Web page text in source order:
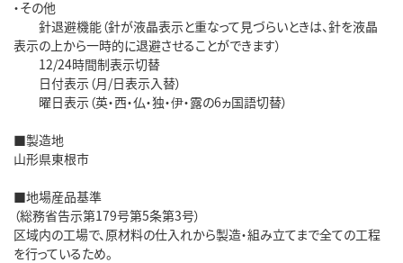
・その他
針退避機能（針が液晶表示と重なって見づらいときは、針を液晶
表示の上から一時的に退避させることができます）
12/24時間制表示切替
日付表示（月/日表示入替）
曜日表示（英・西・仏・独・伊・露の6ヵ国語切替）
■製造地
山形県東根市
■地場産品基準
（総務省告示第179号第5条第3号）
区域内の工場で、原材料の仕入れから製造・組み立てまで全ての工程
を行っているため。